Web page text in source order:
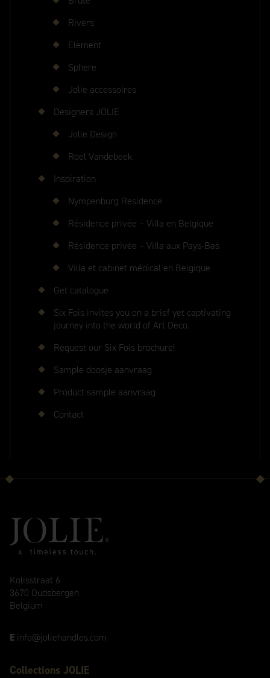
Rivers
Element
Sphere
Jolie accessoires
Designers JOLIE
Jolie Design
Roel Vandebeek
Inspiration
Nympenburg Residence
Résidence privée – Villa en Belgique
Résidence privée – Villa aux Pays-Bas
Villa et cabinet médical en Belgique
Get catalogue
Six Fois invites you on a brief yet captivating
journey into the world of Art Deco.
Request our Six Fois brochure!
Sample doosje aanvraag
Product sample aanvraag
Contact
Kolisstraat 6
3670 Oudsbergen
Belgium
E info@joliehandles.com
Collections JOLIE